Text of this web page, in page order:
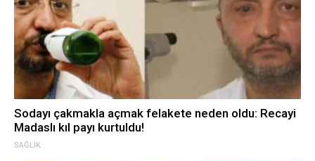
SAĞLIK
Sodayı çakmakla açmak felakete neden oldu: Recayi
Madaslı kıl payı kurtuldu!